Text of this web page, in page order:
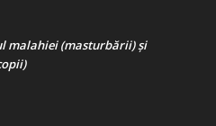
malahiei (masturbării) şi